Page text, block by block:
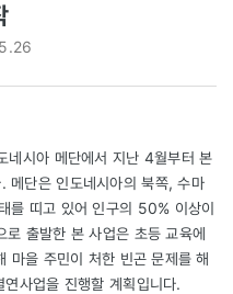
네시아 메단에서 지난 4월부터 본
메단은 인도네시아의 북쪽, 수마
를 띠고 있어 인구의 50% 이상이
출발한 본 사업은 초등 교육에
마을 주민이 처한 빈곤 문제를 해
사업을 진행할 계획입니다.